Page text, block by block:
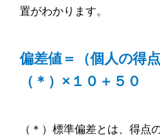
置がわかります。
偏差値＝（個人の得
（＊）×１０＋５０
（＊）標準偏差とは、得点